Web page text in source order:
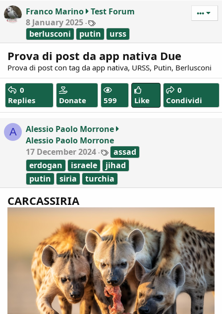
n
s
Franco Marino
Test Forum
8 January 2025
a
g
s
berlusconi putin urss
•••
Prova di post da app nativa Due
Prova di post con tag da app nativa, URSS, Putin, Berlusconi
0
Replies
Donate 599 Like
0
Condividi
A
Alessio Paolo Morrone
Alessio Paolo Morrone
17 December 2024
T
a
g
s
assad
erdogan
israele
jihad
putin
siria turchia
CARCASSIRIA